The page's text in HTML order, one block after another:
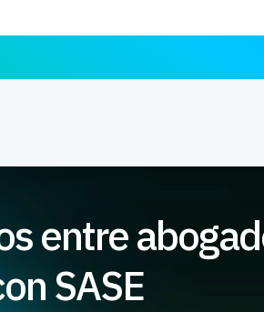
entre
SASE